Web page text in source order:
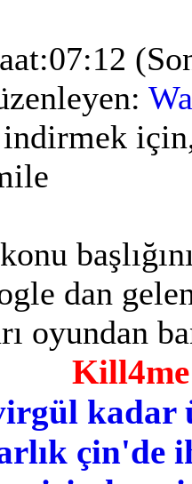
dan
oyundan
Kill4me
kadar
çin'de